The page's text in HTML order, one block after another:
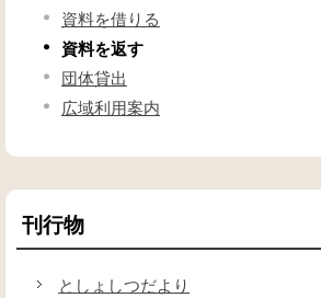
資料を借りる
資料を返す
団体貸出
広域利用案内
刊行物
としょしつだより